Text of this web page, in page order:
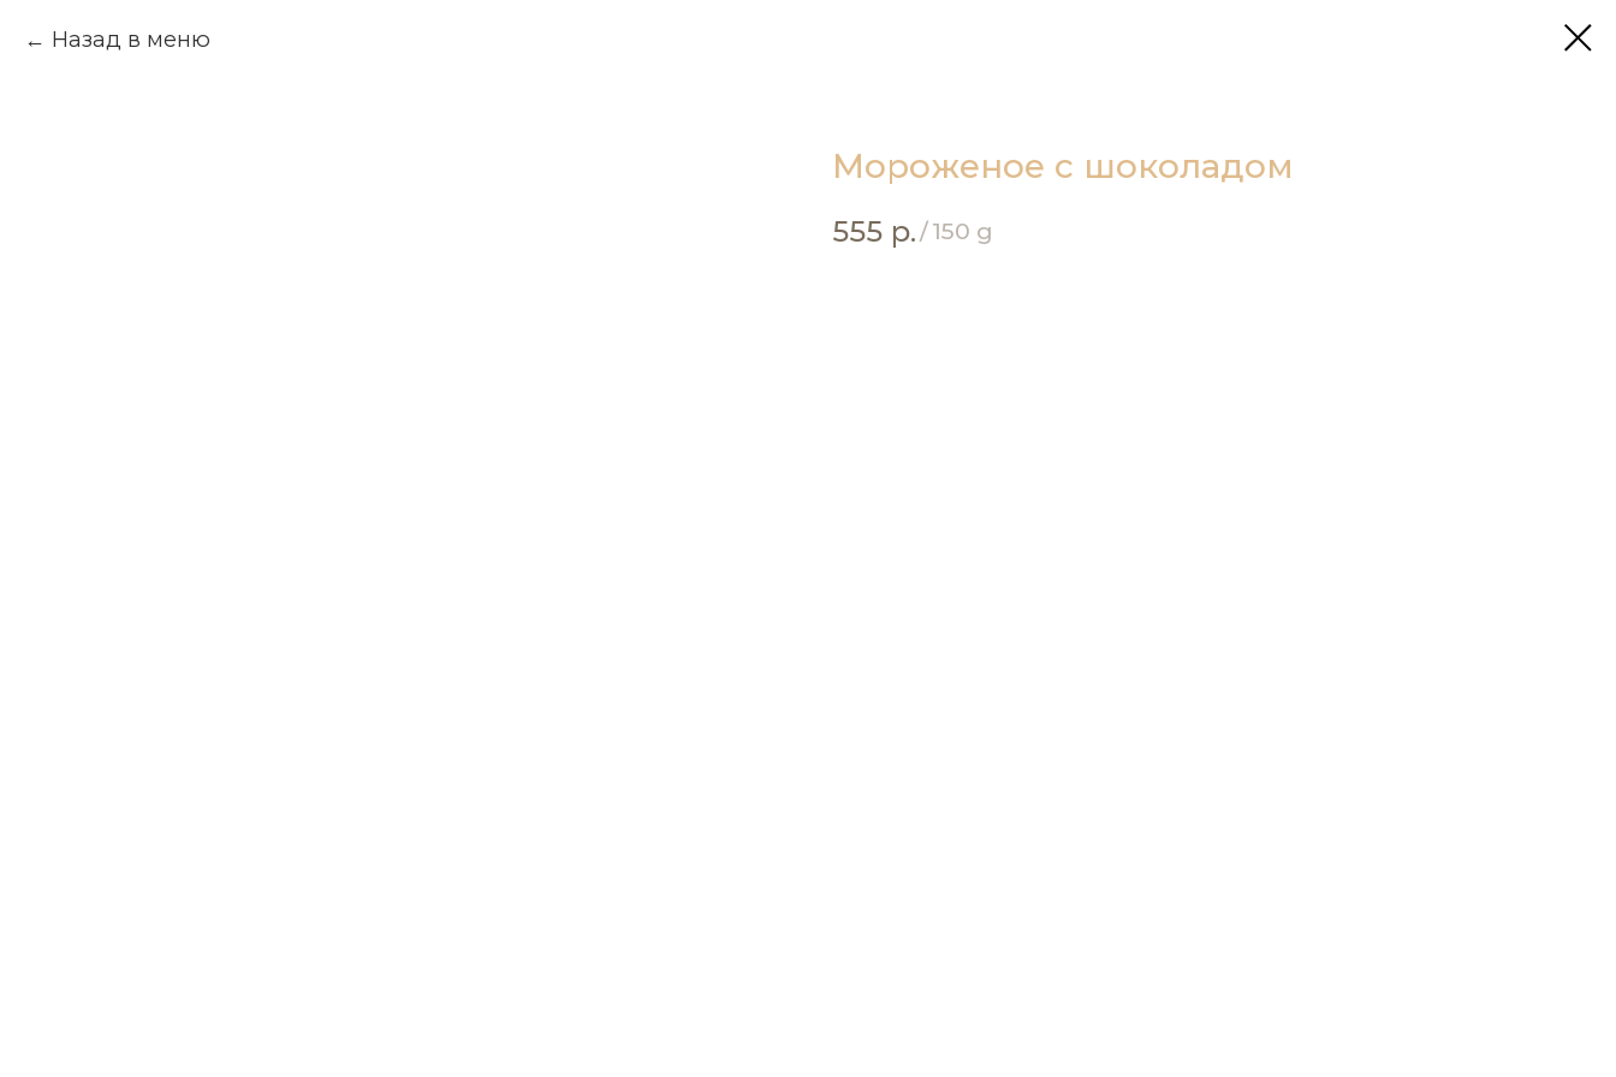
Назад в меню
Мороженое с шоколадом
555 р./150 g